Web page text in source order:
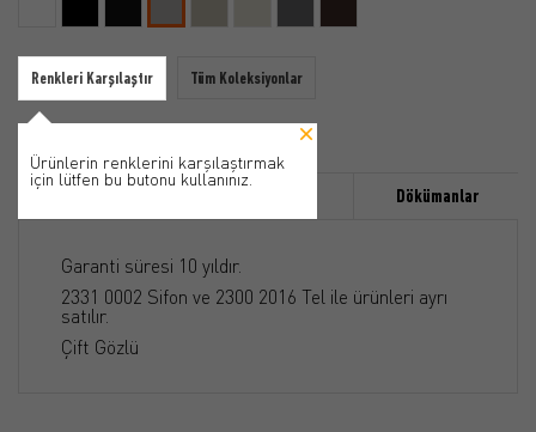
Renkleri Karşılaştır Tüm Koleksiyonlar
Ürünlerin renklerini karşılaştırmak
için lütfen bu butonu kullanınız.
Dökümanlar
Garanti süresi 10 yıldır.
2331 0002 Sifon ve 2300 2016 Tel ile ürünleri ayrı
satılır.
Çift Gözlü